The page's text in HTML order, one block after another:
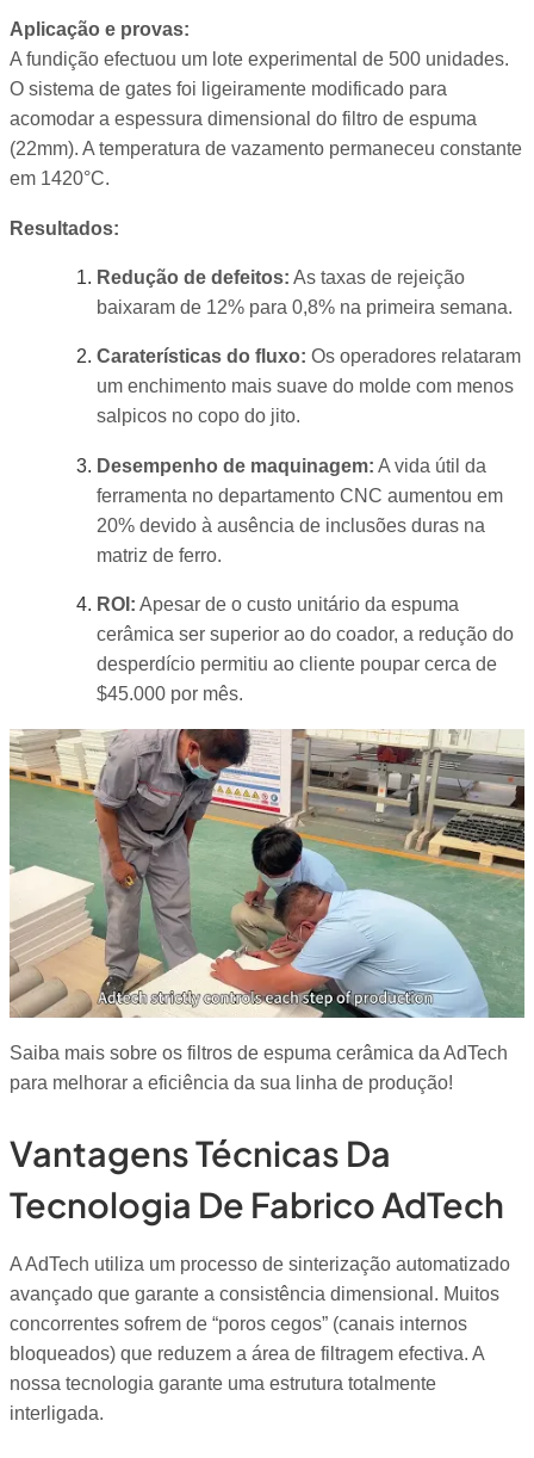
Aplicação e provas:
A fundição efectuou um lote experimental de 500 unidades.
O sistema de gates foi ligeiramente modificado para
acomodar a espessura dimensional do filtro de espuma
(22mm). A temperatura de vazamento permaneceu constante
em 1420°C.
Resultados:
Redução de defeitos: As taxas de rejeição
baixaram de 12% para 0,8% na primeira semana.
Caraterísticas do fluxo: Os operadores relataram
um enchimento mais suave do molde com menos
salpicos no copo do jito.
Desempenho de maquinagem: A vida útil da
ferramenta no departamento CNC aumentou em
20% devido à ausência de inclusões duras na
matriz de ferro.
ROI: Apesar de o custo unitário da espuma
cerâmica ser superior ao do coador, a redução do
desperdício permitiu ao cliente poupar cerca de
$45.000 por mês.
Saiba mais sobre os filtros de espuma cerâmica da AdTech
para melhorar a eficiência da sua linha de produção!
Vantagens Técnicas Da
Tecnologia De Fabrico AdTech
A AdTech utiliza um processo de sinterização automatizado
avançado que garante a consistência dimensional. Muitos
concorrentes sofrem de “poros cegos” (canais internos
bloqueados) que reduzem a área de filtragem efectiva. A
nossa tecnologia garante uma estrutura totalmente
interligada.